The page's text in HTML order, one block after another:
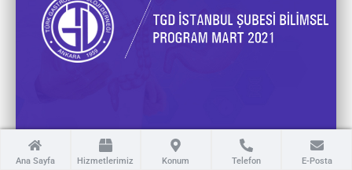
Pankreastan Seçmeler
Ana Sayfa Hizmetlerimiz Konum Telefon E-Posta